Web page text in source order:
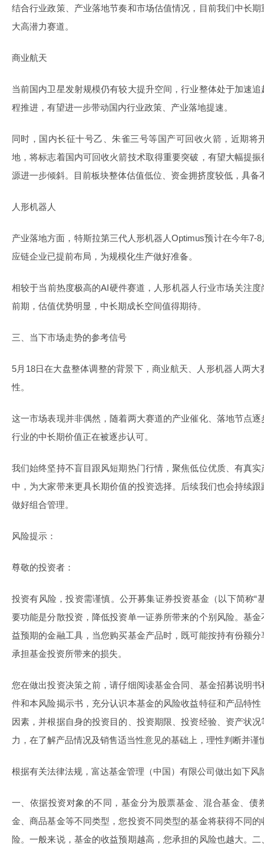
结合行业政策、产业落地节奏和市场估值情况，目前我们中长
大高潜力赛道。
商业航天
当前国内卫星发射规模仍有较大提升空间，行业整体处于加速
程推进，有望进一步带动国内行业政策、产业落地提速。
同时，国内长征十号乙、朱雀三号等国产可回收火箭，近期将
地，将标志着国内可回收火箭技术取得重要突破，有望大幅提
源进一步倾斜。目前板块整体估值低位、资金拥挤度较低，具备
人形机器人
产业落地方面，特斯拉第三代人形机器人Optimus预计在今年7-
应链企业已提前布局，为规模化生产做好准备。
相较于当前热度极高的AI硬件赛道，人形机器人行业市场关注
前期，估值优势明显，中长期成长空间值得期待。
三、当下市场走势的参考信号
5月18日在大盘整体调整的背景下，商业航天、人形机器人两
性。
这一市场表现并非偶然，随着两大赛道的产业催化、落地节点
行业的中长期价值正在被逐步认可。
我们始终坚持不盲目跟风短期热门行情，聚焦低位优质、有真
中，为大家带来更具长期价值的投资选择。后续我们也会持续
做好组合管理。
风险提示：
尊敬的投资者：
投资有风险，投资需谨慎。公开募集证券投资基金（以下简称“
要功能是分散投资，降低投资单一证券所带来的个别风险。基
益预期的金融工具，当您购买基金产品时，既可能按持有份额
承担基金投资所带来的损失。
您在做出投资决策之前，请仔细阅读基金合同、基金招募说明
件和本风险揭示书，充分认识本基金的风险收益特征和产品特
因素，并根据自身的投资目的、投资期限、投资经验、资产状
力，在了解产品情况及销售适当性意见的基础上，理性判断并谨
根据有关法律法规，富达基金管理（中国）有限公司做出如下风
一、依据投资对象的不同，基金分为股票基金、混合基金、债
金、商品基金等不同类型，您投资不同类型的基金将获得不同
险。一般来说，基金的收益预期越高，您承担的风险也越大。